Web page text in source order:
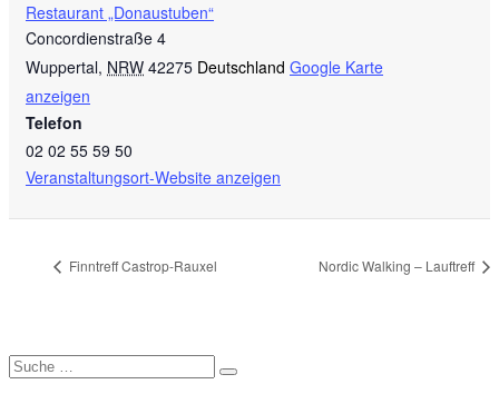
Restaurant „Donaustuben“
Concordienstraße 4
Wuppertal, NRW 42275 Deutschland Google Karte
anzeigen
Telefon
02 02 55 59 50
Veranstaltungsort-Website anzeigen
Finntreff Castrop-Rauxel Nordic Walking – Lauftreff
Suche
nach: